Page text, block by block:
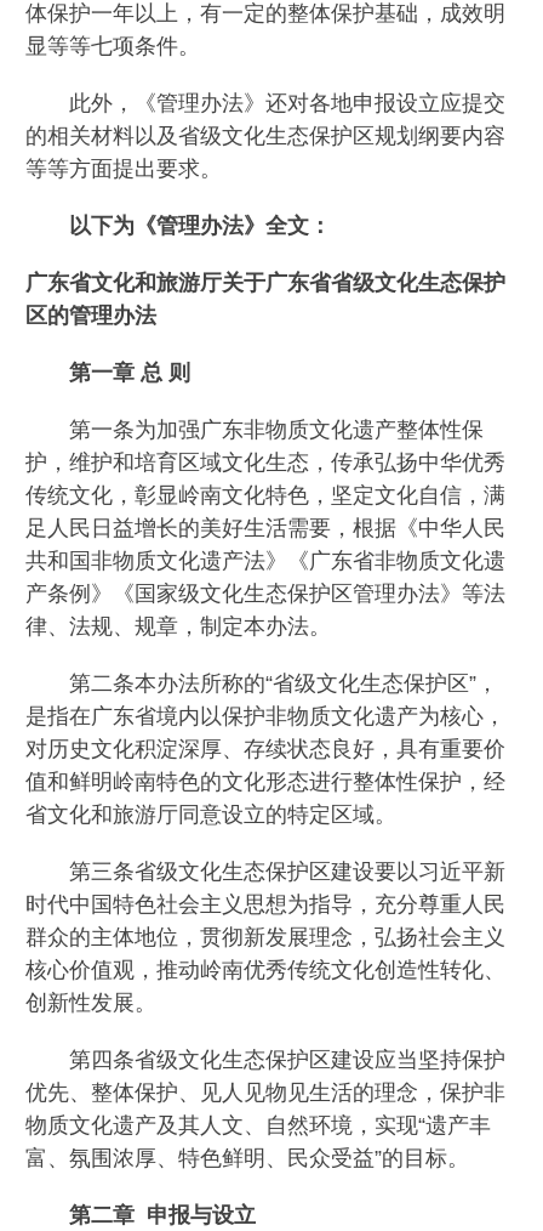
体保护一年以上，有一定的整体保护基础，成效明
显等等七项条件。
此外，《管理办法》还对各地申报设立应提交
的相关材料以及省级文化生态保护区规划纲要内容
等等方面提出要求。
以下为《管理办法》全文：
广东省文化和旅游厅关于广东省省级文化生态保护
区的管理办法
第一章 总 则
第一条为加强广东非物质文化遗产整体性保
护，维护和培育区域文化生态，传承弘扬中华优秀
传统文化，彰显岭南文化特色，坚定文化自信，满
足人民日益增长的美好生活需要，根据《中华人民
共和国非物质文化遗产法》《广东省非物质文化遗
产条例》《国家级文化生态保护区管理办法》等法
律、法规、规章，制定本办法。
第二条本办法所称的“省级文化生态保护区”，
是指在广东省境内以保护非物质文化遗产为核心，
对历史文化积淀深厚、存续状态良好，具有重要价
值和鲜明岭南特色的文化形态进行整体性保护，经
省文化和旅游厅同意设立的特定区域。
第三条省级文化生态保护区建设要以习近平新
时代中国特色社会主义思想为指导，充分尊重人民
群众的主体地位，贯彻新发展理念，弘扬社会主义
核心价值观，推动岭南优秀传统文化创造性转化、
创新性发展。
第四条省级文化生态保护区建设应当坚持保护
优先、整体保护、见人见物见生活的理念，保护非
物质文化遗产及其人文、自然环境，实现“遗产丰
富、氛围浓厚、特色鲜明、民众受益”的目标。
第二章 申报与设立